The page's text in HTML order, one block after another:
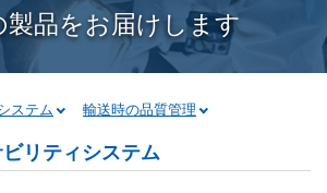
製品をお届けします
ステム 輸送時の品質管理
リティシステム